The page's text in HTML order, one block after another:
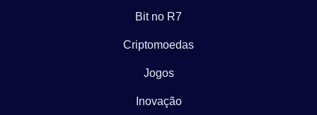
Bit no R7
Criptomoedas
Jogos
Inovação